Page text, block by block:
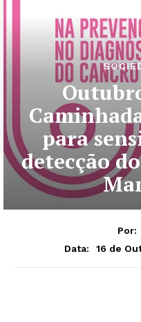
para
detecção
Por:
Data:
16 de